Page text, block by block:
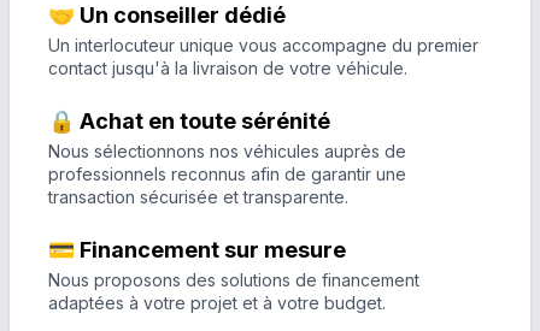
🤝 Un conseiller dédié
Un interlocuteur unique vous accompagne du premier
contact jusqu'à la livraison de votre véhicule.
🔒 Achat en toute sérénité
Nous sélectionnons nos véhicules auprès de
professionnels reconnus afin de garantir une
transaction sécurisée et transparente.
💳 Financement sur mesure
Nous proposons des solutions de financement
adaptées à votre projet et à votre budget.